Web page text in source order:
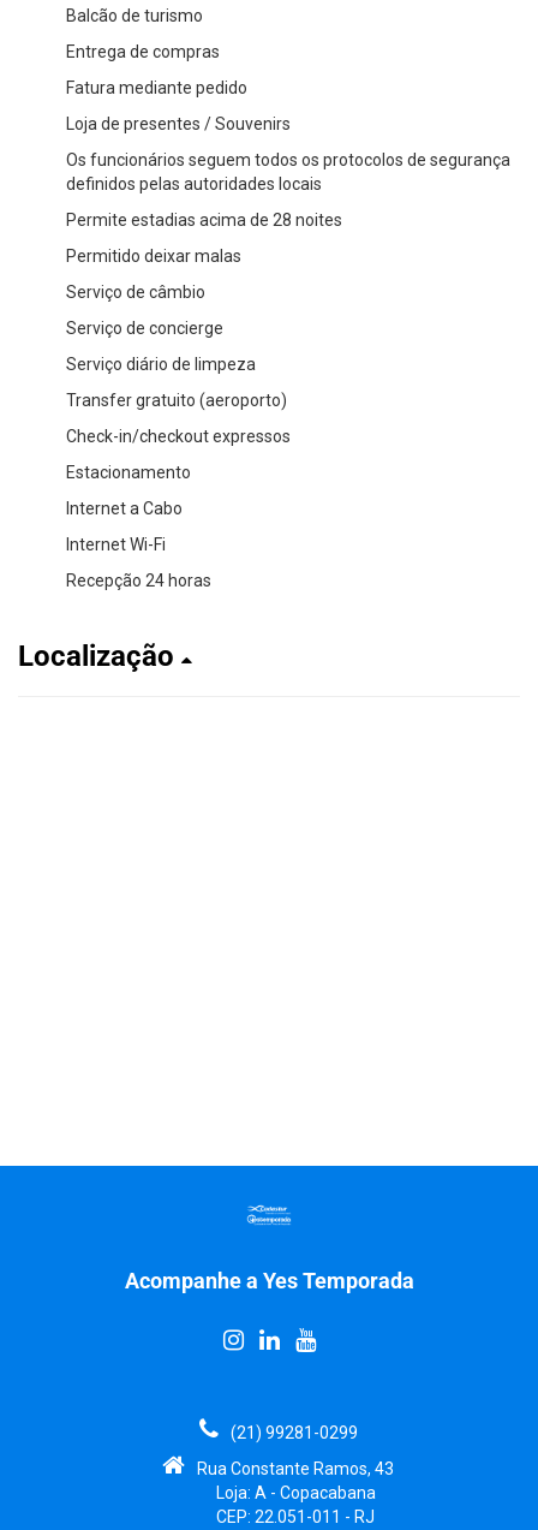
Balcão de turismo
Entrega de compras
Fatura mediante pedido
Loja de presentes / Souvenirs
Os funcionários seguem todos os protocolos de segurança
definidos pelas autoridades locais
Permite estadias acima de 28 noites
Permitido deixar malas
Serviço de câmbio
Serviço de concierge
Serviço diário de limpeza
Transfer gratuito (aeroporto)
Check-in/checkout expressos
Estacionamento
Internet a Cabo
Internet Wi-Fi
Recepção 24 horas
Localização
Acompanhe a Yes Temporada
(21) 99281-0299
Rua Constante Ramos, 43
Loja: A - Copacabana
CEP: 22.051-011 - RJ